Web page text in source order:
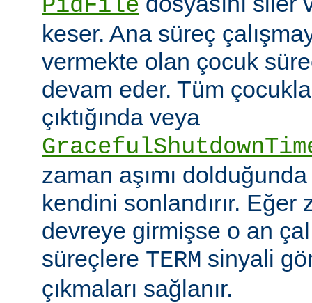
PidFile
keser. Ana süreç
vermekte olan çocuk
devam eder. Tüm
çıktığında veya
zaman aşımı
kendini sonlandırır. Eğer
devreye girmişse o an
süreçlere TERM sinyali
çıkmaları sağlanır.